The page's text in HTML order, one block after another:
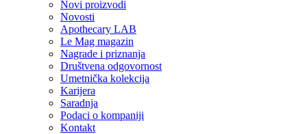
Novi proizvodi
Novosti
Apothecary LAB
Le Mag magazin
Nagrade i priznanja
Društvena odgovornost
Umetnička kolekcija
Karijera
Saradnja
Podaci o kompaniji
Kontakt